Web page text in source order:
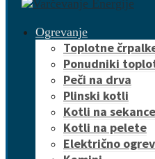
Ogrevanje
Toplotne
Ponudniki
Peči na drva
Plinski kotli
Kotli na sekance
Kotli na pelete
Električno